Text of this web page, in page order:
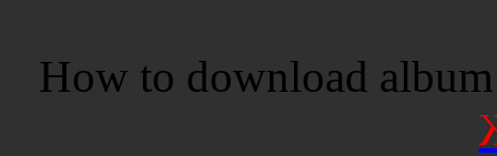
How to download